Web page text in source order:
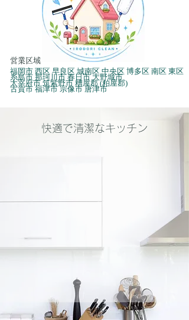
福岡市 西区 早良区 城南区 中央区 博多区 南区 東区
糸島市 那珂川市 春日市 大野城市
太宰府市 筑紫野市 糟屋郡 (粕屋郡)
古賀市 福津市 宗像市​ 唐津市
​営業区域
​​快適で清潔なキッチン